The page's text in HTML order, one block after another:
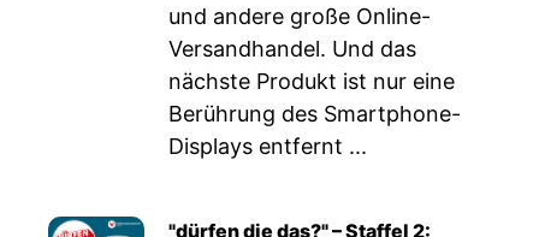
und andere große Online-
Versandhandel. Und das
nächste Produkt ist nur eine
Berührung des Smartphone-
Displays entfernt ...
"dürfen die das?" – Staffel 2: